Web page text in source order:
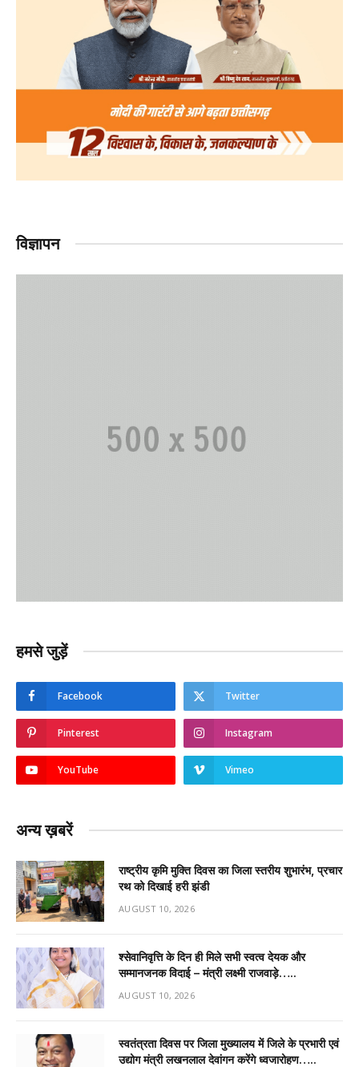
विज्ञापन
हमसे जुड़ें
Facebook Twitter
Pinterest Instagram
YouTube Vimeo
अन्य ख़बरें
राष्ट्रीय कृमि मुक्ति दिवस का जिला स्तरीय शुभारंभ, प्रचार
रथ को दिखाई हरी झंडी
AUGUST 10, 2026
श्सेवानिवृत्ति के दिन ही मिले सभी स्वत्व देयक और
सम्मानजनक विदाई – मंत्री लक्ष्मी राजवाड़े…..
AUGUST 10, 2026
स्वतंत्रता दिवस पर जिला मुख्यालय में जिले के प्रभारी एवं
उद्योग मंत्री लखनलाल देवांगन करेंगे ध्वजारोहण…..